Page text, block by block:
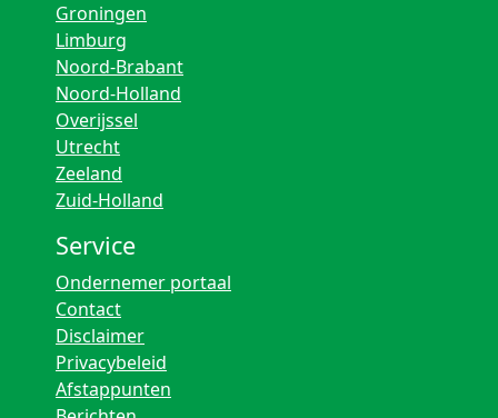
Groningen
Limburg
Noord-Brabant
Noord-Holland
Overijssel
Utrecht
Zeeland
Zuid-Holland
Service
Ondernemer portaal
Contact
Disclaimer
Privacybeleid
Afstappunten